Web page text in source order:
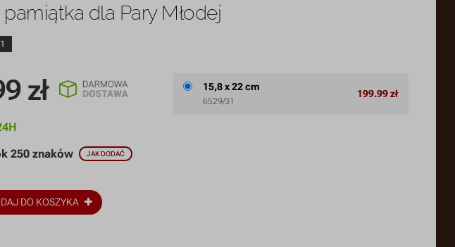
dla Pary Młodej
zł
250 znaków JAK DODAĆ
DO KOSZYKA
15,8 x 22 cm
6529/31
199.99 zł